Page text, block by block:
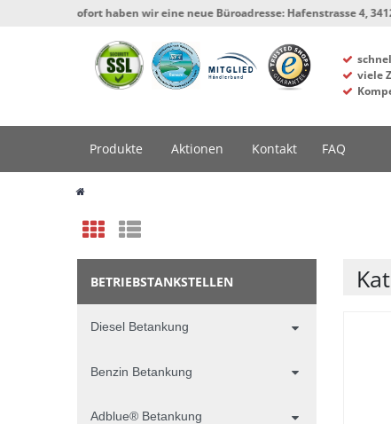
haben wir eine neue Büroadresse: Hafenstrasse 4, 34125 Kassel,
viele
Produkte Aktionen Kontakt FAQ
BETRIEBSTANKSTELLEN
Diesel Betankung
Benzin Betankung
Adblue® Betankung